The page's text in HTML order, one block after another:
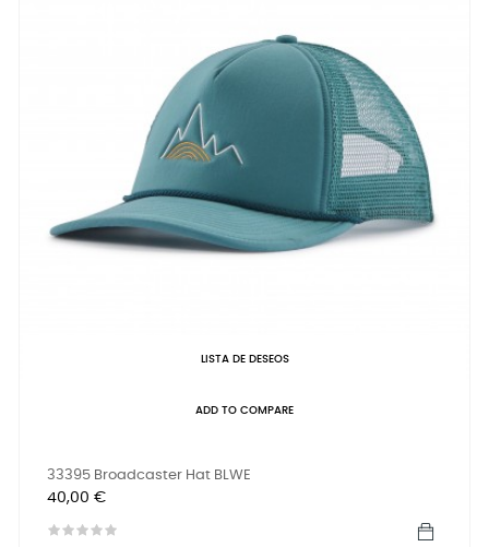
LISTA DE DESEOS
ADD TO COMPARE
33395 Broadcaster Hat BLWE
Precio
40,00 €